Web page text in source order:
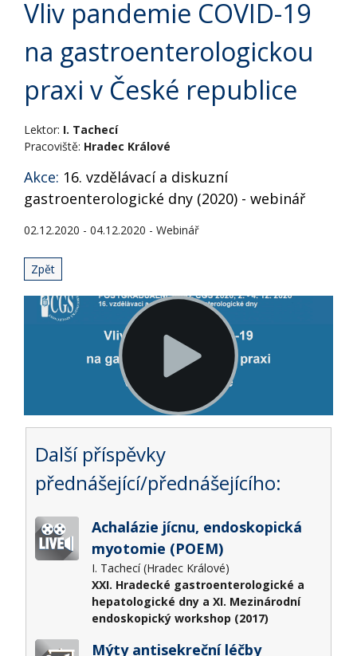
Vliv pandemie COVID-19
na gastroenterologickou
praxi v České republice
Lektor: I. Tachecí
Pracoviště: Hradec Králové
Akce: 16. vzdělávací a diskuzní
gastroenterologické dny (2020) - webinář
02.12.2020 - 04.12.2020 - Webinář
Zpět
Další příspěvky
přednášející/přednášejícího:
Achalázie jícnu, endoskopická
myotomie (POEM)
I. Tachecí (Hradec Králové)
XXI. Hradecké gastroenterologické a
hepatologické dny a XI. Mezinárodní
endoskopický workshop (2017)
Mýty antisekreční léčby